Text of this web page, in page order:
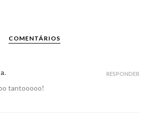
COMENTÁRIOS
tantooooo!
RESPONDER